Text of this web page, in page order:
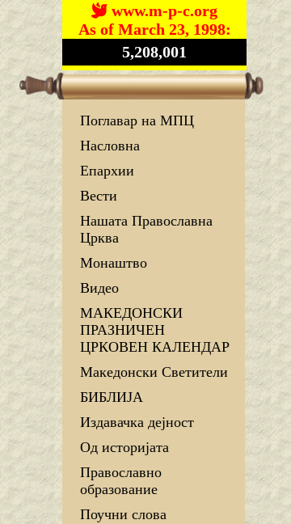
www.m-p-c.org
As of March 23, 1998:
5,208,001
Поглавар на МПЦ
Насловна
Епархии
Вести
Нашата Православна
Црква
Монаштво
Видео
МАКЕДОНСКИ
ПРАЗНИЧЕН
ЦРКОВЕН КАЛЕНДАР
Македонски Светители
БИБЛИЈА
Издавачка дејност
Од историјата
Православно
образование
Поучни слова